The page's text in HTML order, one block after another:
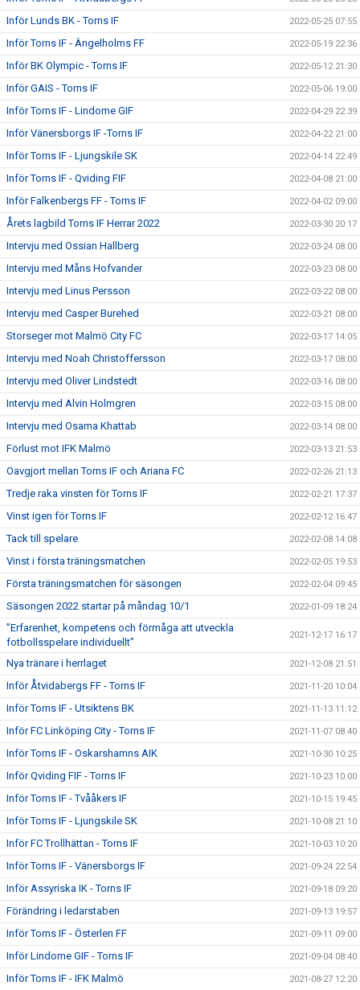
Inför Lunds BK - Torns IF 2022-05-25 07:55
Inför Torns IF - Ängelholms FF 2022-05-19 22:36
Inför BK Olympic - Torns IF 2022-05-12 21:30
Inför GAIS - Torns IF 2022-05-06 19:00
Inför Torns IF - Lindome GIF 2022-04-29 22:39
Inför Vänersborgs IF -Torns IF 2022-04-22 21:00
Inför Torns IF - Ljungskile SK 2022-04-14 22:49
Inför Torns IF - Qviding FIF 2022-04-08 21:00
Inför Falkenbergs FF - Torns IF 2022-04-02 09:00
Årets lagbild Torns IF Herrar 2022 2022-03-30 20:17
Intervju med Ossian Hallberg 2022-03-24 08:00
Intervju med Måns Hofvander 2022-03-23 08:00
Intervju med Linus Persson 2022-03-22 08:00
Intervju med Casper Burehed 2022-03-21 08:00
Storseger mot Malmö City FC 2022-03-17 14:05
Intervju med Noah Christoffersson 2022-03-17 08:00
Intervju med Oliver Lindstedt 2022-03-16 08:00
Intervju med Alvin Holmgren 2022-03-15 08:00
Intervju med Osama Khattab 2022-03-14 08:00
Förlust mot IFK Malmö 2022-03-13 21:53
Oavgjort mellan Torns IF och Ariana FC 2022-02-26 21:13
Tredje raka vinsten för Torns IF 2022-02-21 17:37
Vinst igen för Torns IF 2022-02-12 16:47
Tack till spelare 2022-02-08 14:08
Vinst i första träningsmatchen 2022-02-05 19:53
Första träningsmatchen för säsongen 2022-02-04 09:45
Säsongen 2022 startar på måndag 10/1 2022-01-09 18:24
”Erfarenhet, kompetens och förmåga att utveckla
fotbollsspelare individuellt”
2021-12-17 16:17
Nya tränare i herrlaget 2021-12-08 21:51
Inför Åtvidabergs FF - Torns IF 2021-11-20 10:04
Inför Torns IF - Utsiktens BK 2021-11-13 11:12
Inför FC Linköping City - Torns IF 2021-11-07 08:40
Inför Torns IF - Oskarshamns AIK 2021-10-30 10:25
Inför Qviding FIF - Torns IF 2021-10-23 10:00
Inför Torns IF - Tvååkers IF 2021-10-15 19:45
Inför Torns IF - Ljungskile SK 2021-10-08 21:10
Inför FC Trollhättan - Torns IF 2021-10-03 10:20
Inför Torns IF - Vänersborgs IF 2021-09-24 22:54
Inför Assyriska IK - Torns IF 2021-09-18 09:20
Förändring i ledarstaben 2021-09-13 19:57
Inför Torns IF - Österlen FF 2021-09-11 09:00
Inför Lindome GIF - Torns IF 2021-09-04 08:40
Inför Torns IF - IFK Malmö 2021-08-27 12:20